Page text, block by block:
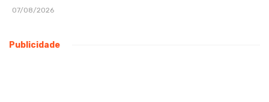
07/08/2026
Publicidade